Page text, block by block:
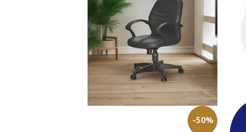
-50%